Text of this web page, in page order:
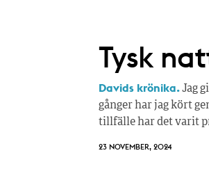
Tysk
Davids krönika.Jag
gånger har jag kört
tillfälle har det varit
23 NOVEMBER, 2024